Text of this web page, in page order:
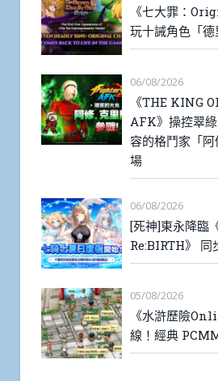
《七大罪：
玩十誡角色「德
06/08/2026
《THE KING
AFK》操控翠
容的格鬥家「
場
06/08/2026
[死神]東永降臨
Re:BIRTH》 同
05/08/2026
《水滸歷險
線！經典